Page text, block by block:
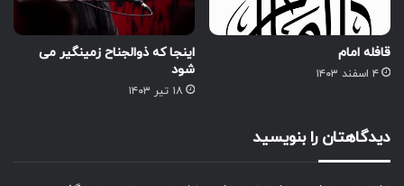
قافله امام
۴ اسفند ۱۴۰۳
اینجا که ذوالجناح زمینگیر می
شود
۱۸ تیر ۱۴۰۳
دیدگاهتان را بنویسید